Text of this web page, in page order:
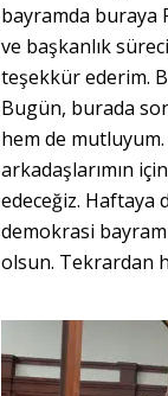
bayramda buraya
ve başkanlık
teşekkür ederim.
Bugün, burada
hem de
arkadaşlarımın
edeceğiz. Haftaya
demokrasi
olsun. Tekrardan